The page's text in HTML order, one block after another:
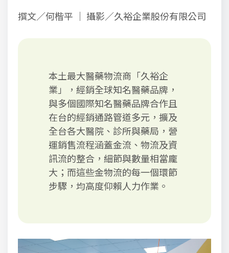
撰文／何楷平 ｜ 攝影／久裕企業股份有限公司
本土最大醫藥物流商「久裕企
業」，經銷全球知名醫藥品牌，
與多個國際知名醫藥品牌合作且
在台的經銷通路管道多元，擴及
全台各大醫院、診所與藥局，營
運銷售流程涵蓋金流、物流及資
訊流的整合，細節與數量相當龐
大；而這些金物流的每一個環節
步驟，均高度仰賴人力作業。